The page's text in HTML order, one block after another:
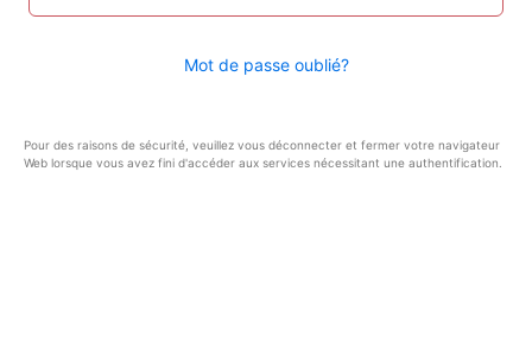
Mot de passe oublié?
Pour des raisons de sécurité, veuillez vous déconnecter et fermer votre navigateur
Web lorsque vous avez fini d'accéder aux services nécessitant une authentification.